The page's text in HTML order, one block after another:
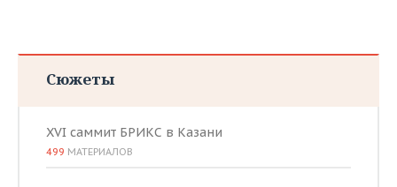
Сюжеты
XVI саммит БРИКС в Казани
499 МАТЕРИАЛОВ